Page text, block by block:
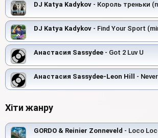
DJ Katya Kadykov - Король треньки
DJ Katya Kadykov - Find Your Sport
Анастасия Sassydee - Got 2 Luv U
Анастасия Sassydee-Leon Hill -
Хіти жанру
GORDO & Reinier Zonneveld - Loco